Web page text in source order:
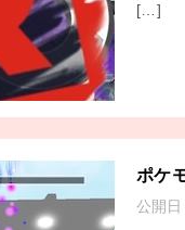
[…]
ポケ
公開日